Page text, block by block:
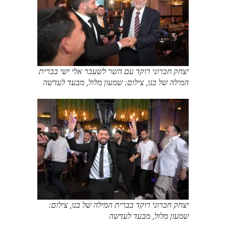
יצחק חברוני רוקד עם השר לשעבר אלי ישי בברית
המילה של בנו, צילום: שמעון מלול, מבעד לעדשה
יצחק חברוני רוקד בברית המילה של בנו, צילום:
שמעון מלול, מבעד לעדשה